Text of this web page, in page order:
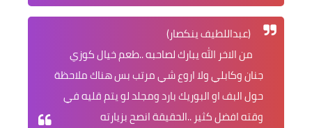
(عبداللطيف ينكصار)
من الاخر الله يبارك لصاحبه ..طعم خيال كوزي
جنان وكابلي ولا اروع شي مرتب بس هناك ملاحظة
حول البف او البوريك بارد ومجلد لو يتم قليه في
وقته افضل كثير ..الحقيقة انصح بزيارته